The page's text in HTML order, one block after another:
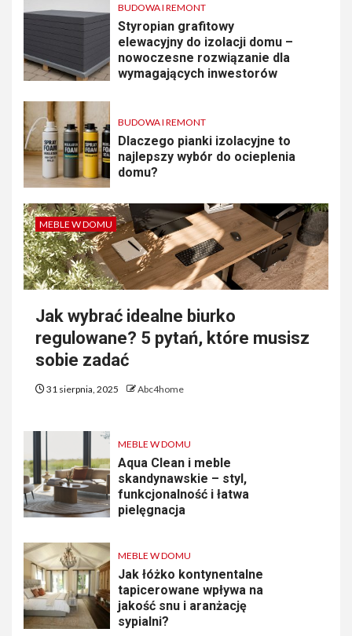
BUDOWA I REMONT
Styropian grafitowy
elewacyjny do izolacji domu –
nowoczesne rozwiązanie dla
wymagających inwestorów
BUDOWA I REMONT
Dlaczego pianki izolacyjne to
najlepszy wybór do ocieplenia
domu?
MEBLE W DOMU
Jak wybrać idealne biurko
regulowane? 5 pytań, które musisz
sobie zadać
31 sierpnia, 2025 Abc4home
MEBLE W DOMU
Aqua Clean i meble
skandynawskie – styl,
funkcjonalność i łatwa
pielęgnacja
MEBLE W DOMU
Jak łóżko kontynentalne
tapicerowane wpływa na
jakość snu i aranżację
sypialni?